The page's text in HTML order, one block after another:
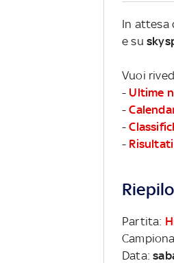
In attesa
e su
Vuoi
- Ultime
-
-
- Risultati
Partita:
Data: